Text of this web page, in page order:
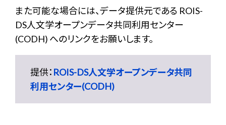
また可能な場合には、データ提供元である ROIS-
DS人文学オープンデータ共同利用センター
(CODH) へのリンクをお願いします。
提供： ROIS-DS人文学オープンデータ共同
利用センター(CODH)